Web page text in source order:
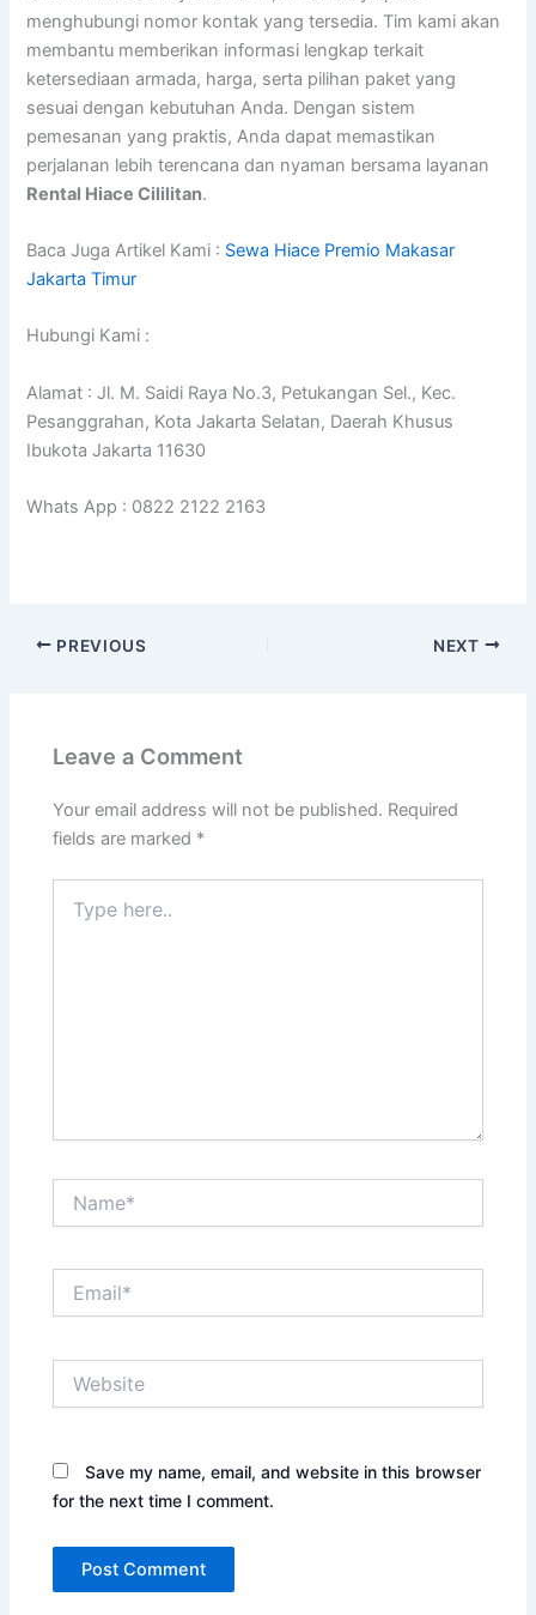
menghubungi nomor kontak yang tersedia. Tim kami akan
membantu memberikan informasi lengkap terkait
ketersediaan armada, harga, serta pilihan paket yang
sesuai dengan kebutuhan Anda. Dengan sistem
pemesanan yang praktis, Anda dapat memastikan
perjalanan lebih terencana dan nyaman bersama layanan
Rental Hiace Cililitan.
Baca Juga Artikel Kami : Sewa Hiace Premio Makasar
Jakarta Timur
Hubungi Kami :
Alamat : Jl. M. Saidi Raya No.3, Petukangan Sel., Kec.
Pesanggrahan, Kota Jakarta Selatan, Daerah Khusus
Ibukota Jakarta 11630
Whats App : 0822 2122 2163
PREVIOUS NEXT
Leave a Comment
Your email address will not be published. Required
fields are marked *
here..
Save my name, email, and website in this browser
for the next time I comment.